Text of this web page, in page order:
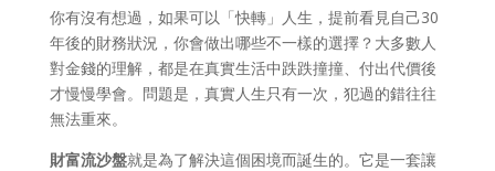
你有沒有想過，如果可以「快轉」人生，提前看見自己30
年後的財務狀況，你會做出哪些不一樣的選擇？大多數人
對金錢的理解，都是在真實生活中跌跌撞撞、付出代價後
才慢慢學會。問題是，真實人生只有一次，犯過的錯往往
無法重來。
財富流沙盤就是為了解決這個困境而誕生的。它是一套讓